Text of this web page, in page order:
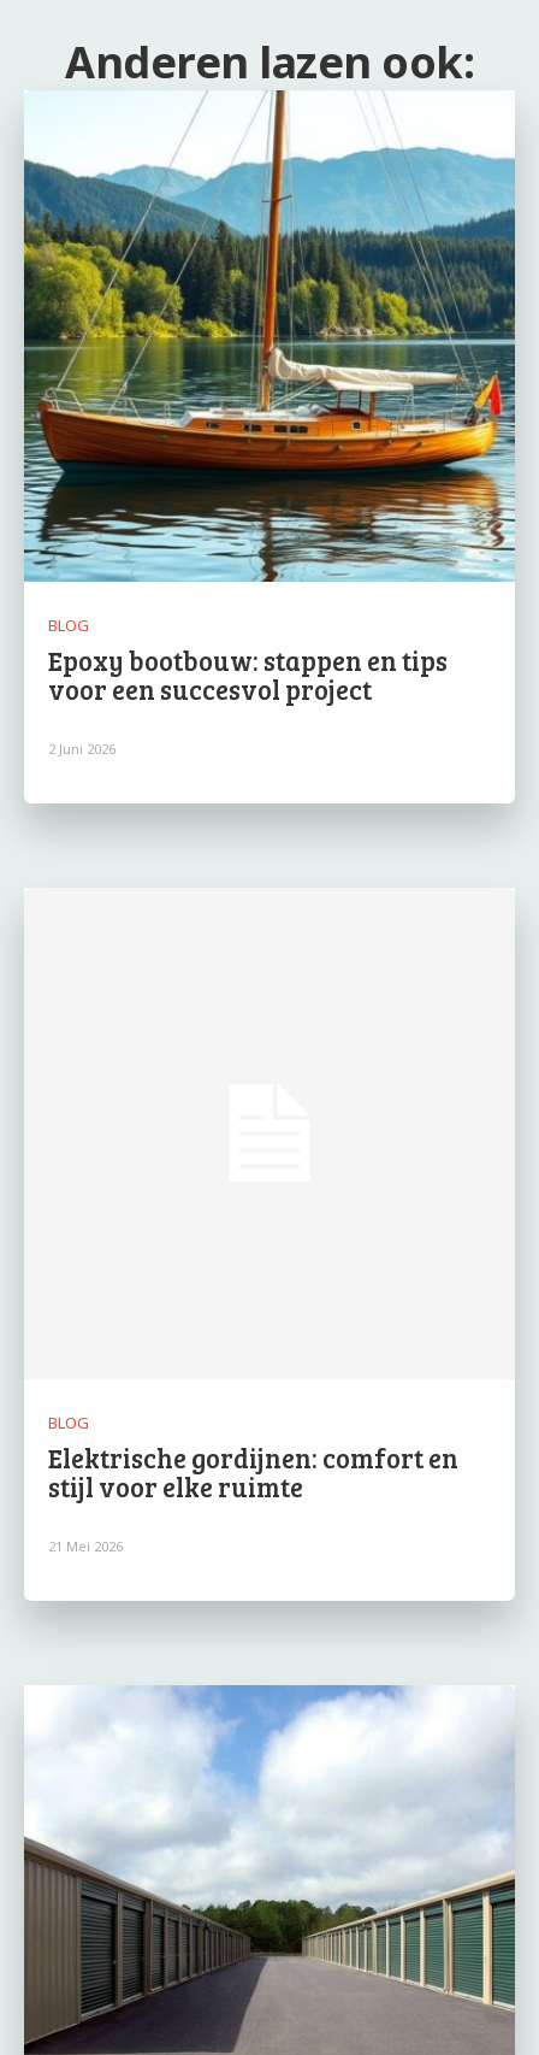
Anderen lazen ook:
BLOG
Epoxy bootbouw: stappen en tips
voor een succesvol project
2 Juni 2026
BLOG
Elektrische gordijnen: comfort en
stijl voor elke ruimte
21 Mei 2026